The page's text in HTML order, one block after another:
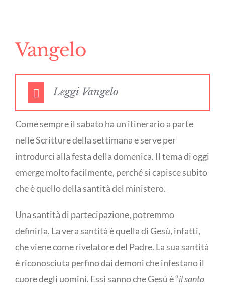
Vangelo
Leggi Vangelo
Come sempre il sabato ha un itinerario a parte
nelle Scritture della settimana e serve per
introdurci alla festa della domenica. Il tema di oggi
emerge molto facilmente, perché si capisce subito
che è quello della santità del ministero.
Una santità di partecipazione, potremmo
definirla. La vera santità è quella di Gesù, infatti,
che viene come rivelatore del Padre. La sua santità
è riconosciuta perfino dai demoni che infestano il
cuore degli uomini. Essi sanno che Gesù è “il santo